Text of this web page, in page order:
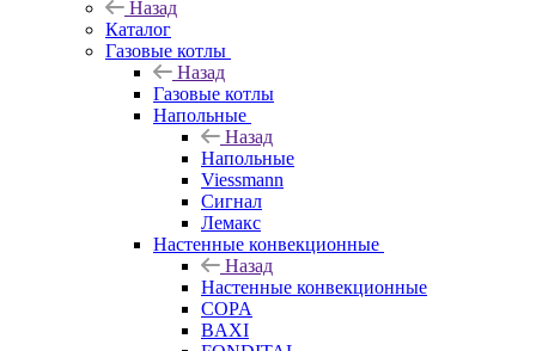
Назад
Каталог
Газовые котлы
Назад
Газовые котлы
Напольные
Назад
Напольные
Viessmann
Сигнал
Лемакс
Настенные конвекционные
Назад
Настенные конвекционные
COPA
BAXI